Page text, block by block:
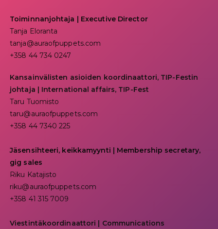
Toiminnanjohtaja | Executive Director
Tanja Eloranta
tanja@auraofpuppets.com
+358 44 734 0247
Kansainvälisten asioiden koordinaattori, TIP-Festin
johtaja | International affairs, TIP-Fest
Taru Tuomisto
taru@auraofpuppets.com
+358 44 7340 225
Jäsensihteeri, keikkamyynti | Membership secretary,
gig sales
Riku Katajisto
riku@auraofpuppets.com
+358 41 315 7009
Viestintäkoordinaattori | Communications